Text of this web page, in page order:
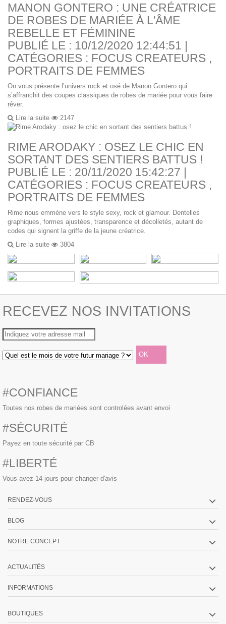
MANON GONTERO : UNE CRÉATRICE
DE ROBES DE MARIÉE À L'ÂME
REBELLE ET FÉMININE
PUBLIÉ LE : 10/12/2020 12:44:51 |
CATÉGORIES : FOCUS CREATEURS ,
PORTRAITS DE FEMMES
On vous présente l’univers rock et osé de Manon Gontero qui
s’affranchit des coupes classiques de robes de mariée pour vous faire
rêver.
Lire la suite
2147
RIME ARODAKY : OSEZ LE CHIC EN
SORTANT DES SENTIERS BATTUS !
PUBLIÉ LE : 20/11/2020 15:42:27 |
CATÉGORIES : FOCUS CREATEURS ,
PORTRAITS DE FEMMES
Rime nous emmène vers le style sexy, rock et glamour. Dentelles
graphiques, formes ajustées, transparence et décolletés, autant de
codes qui signent la griffe de la jeune créatrice.
Lire la suite
3804
RECEVEZ NOS INVITATIONS
#CONFIANCE
Toutes nos robes de mariées sont controlées avant envoi
#SÉCURITÉ
Payez en toute sécurité par CB
#LIBERTÉ
Vous avez 14 jours pour changer d'avis
RENDEZ-VOUS
BLOG
NOTRE CONCEPT
ACTUALITÉS
INFORMATIONS
BOUTIQUES